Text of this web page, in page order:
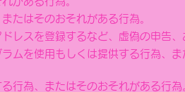
たはそのおそれがある行為。
レスを登録するなど、虚偽の申告、
ムを使用もしくは提供する行為、
行為、またはそのおそれがある行為